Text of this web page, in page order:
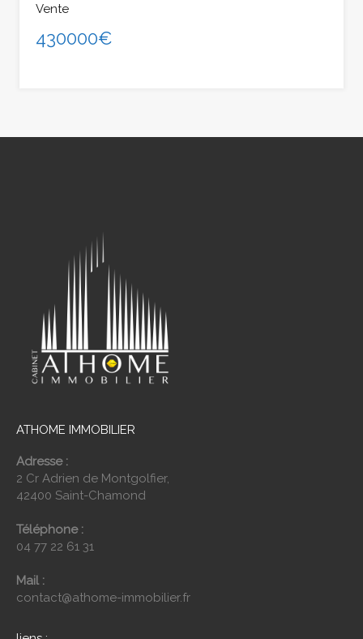
Vente
430000€
ATHOME IMMOBILIER
Adresse :
2 Cr Adrien de Montgolfier,
42400 Saint-Chamond
Téléphone :
04 77 22 61 31
Mail :
contact@athome-immobilier.fr